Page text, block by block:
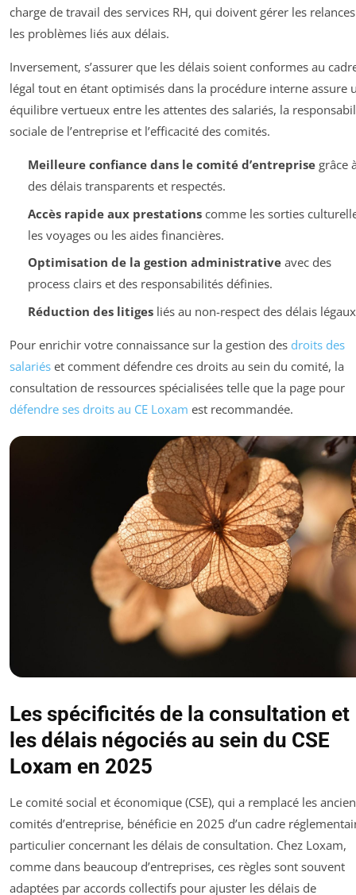
charge de travail des services RH, qui doivent gérer les
les problèmes liés aux délais.
Inversement, s’assurer que les délais soient conformes au
légal tout en étant optimisés dans la procédure interne assure
équilibre vertueux entre les attentes des salariés, la
sociale de l’entreprise et l’efficacité des comités.
Meilleure confiance dans le comité d’entreprisegrâce
des délais transparents et respectés.
Accès rapide aux prestationscomme les sorties
les voyages ou les aides financières.
Optimisation de la gestion administrativeavec des
process clairs et des responsabilités définies.
Réduction des litigesliés au non-respect des délais
Pour enrichir votre connaissance sur la gestion des droits des
salariés et comment défendre ces droits au sein du comité, la
consultation de ressources spécialisées telle que la page pour
défendre ses droits au CE Loxam est recommandée.
Les spécificités de la consultation et
les délais négociés au sein du CSE
Loxam en 2025
Le comité social et économique (CSE), qui a remplacé les
comités d’entreprise, bénéficie en 2025 d’un cadre
particulier concernant les délais de consultation. Chez Loxam,
comme dans beaucoup d’entreprises, ces règles sont souvent
adaptées par accords collectifs pour ajuster les délais de